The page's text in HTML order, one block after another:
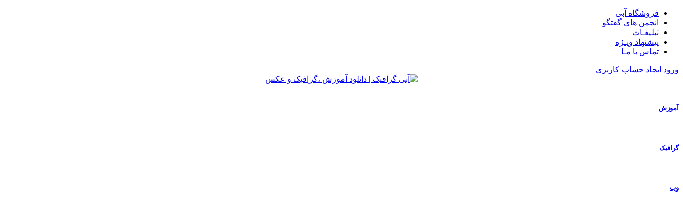
فروشگاه آبی
انجمن های گفتگو
تبلیغـات
پیشنهاد ویـژه
تماس با مـا
ورود ایجاد حساب کاربری
آموزش
گرافیک
وب